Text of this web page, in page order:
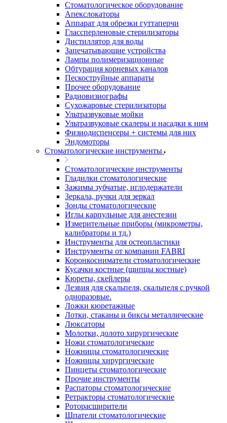
Стоматологическое оборудование
Апекслокаторы
Аппарат для обрезки гуттаперчи
Глассперленовые стерилизаторы
Дистиллятор для воды
Запечатывающие устройства
Лампы полимеризационные
Обтурация корневых каналов
Пескоструйные аппараты
Прочее оборудование
Радиовизиографы
Сухожаровые стерилизаторы
Ультразвуковые мойки
Ультразвуковые скалеры и насадки к ним
Физиодиспенсеры + системы для них
Эндомоторы
Стоматологические инструменты
Стоматологические инструменты
Гладилки стоматологические
Зажимы зубчатые, иглодержатели
Зеркала, ручки для зеркал
Зонды стоматологические
Иглы карпульные для анестезии
Измерительные приборы (микрометры,
калибраторы и тд.)
Инструменты для остеопластики
Инструменты от компании FABRI
Коронкосниматели стоматологические
Кусачки костные (щипцы костные)
Кюреты, скейлеры
Лезвия для скальпеля, скальпеля с ручкой
одноразовые.
Ложки кюретажные
Лотки, стаканы и биксы металлические
Люксаторы
Молотки, долото хирургические
Ножи стоматологические
Ножницы стоматологические
Ножницы хирургические
Пинцеты стоматологические
Прочие инструменты
Распаторы стоматологические
Ретракторы стоматологические
Роторасширители
Шпатели стоматологические